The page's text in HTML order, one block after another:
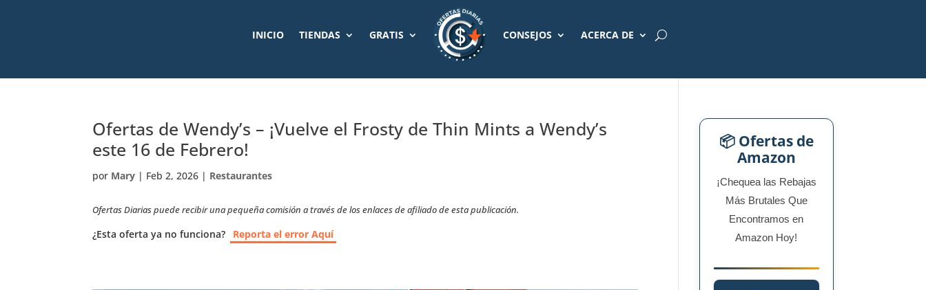
INICIO TIENDAS GRATIS CONSEJOS ACERCA DE
Ofertas de Wendy’s – ¡Vuelve el Frosty de Thin Mints a Wendy’s
este 16 de Febrero!
por Mary | Feb 2, 2026 | Restaurantes
Ofertas Diarias puede recibir una pequeña comisión a través de los enlaces de afiliado de esta publicación.
¿Esta oferta ya no funciona? Reporta el error Aquí
📦 Ofertas de
Amazon
¡Chequea las Rebajas
Más Brutales Que
Encontramos en
Amazon Hoy!